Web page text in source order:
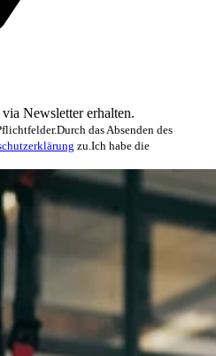
Newsletter erhalten.
Durch das Absenden des
zu. Ich habe die